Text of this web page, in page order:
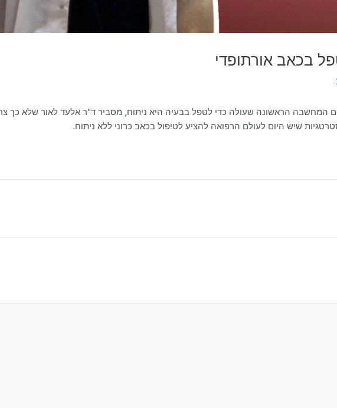
בכאב אורתופדי
המחשבה הראשונה שעולה כדי לטפל בבעיה היא ניתוח, מסביר ד"ר אלעד לאור שלא כך
שיש היום לעולם הרפואה להציע לטיפול בכאב כרוני ללא ניתוח.